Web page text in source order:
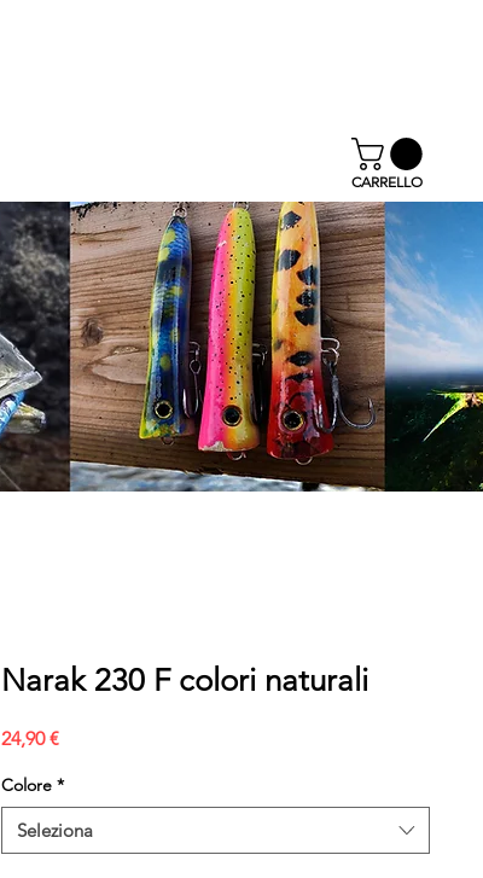
CARRELLO
Narak 230 F colori naturali
24,90 €Prezzo
Colore *
Seleziona